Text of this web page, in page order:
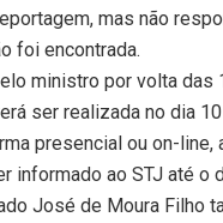
mas não
foi encontrada.
ministro por volta das
ser realizada no dia
presencial ou on-line,
informado ao STJ até o
José de Moura Filho